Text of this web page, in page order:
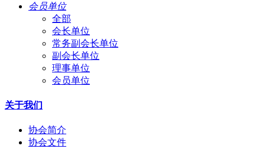
会员单位
全部
会长单位
常务副会长单位
副会长单位
理事单位
会员单位
关于我们
协会简介
协会文件